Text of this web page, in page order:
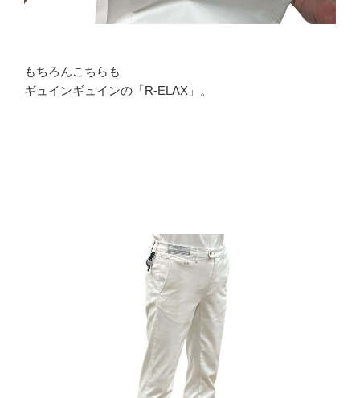
もちろんこちらも
ギュインギュインの「R-ELAX」。